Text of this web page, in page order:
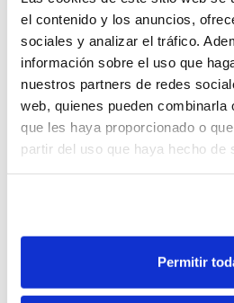
el contenido y los anuncios,
sociales y analizar el tráfico.
información sobre el uso que
nuestros partners de redes
web, quienes pueden combinarla
que les haya proporcionado o
partir del uso que haya hecho de
Permitir
SISTEMAS DE
Sistemas de caudal
Equipos hidrónicos.
Equipos